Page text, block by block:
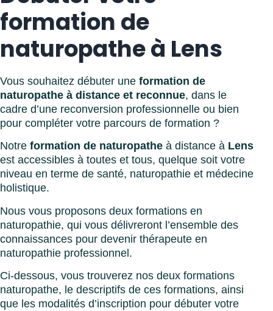
formation de
naturopathe à Lens
Vous souhaitez débuter une formation de
naturopathe à distance et reconnue, dans le
cadre d’une reconversion professionnelle ou bien
pour compléter votre parcours de formation ?
Notre formation de naturopathe à distance à Lens
est accessibles à toutes et tous, quelque soit votre
niveau en terme de santé, naturopathie et médecine
holistique.
Nous vous proposons deux formations en
naturopathie, qui vous délivreront l’ensemble des
connaissances pour devenir thérapeute en
naturopathie professionnel.
Ci-dessous, vous trouverez nos deux formations
naturopathe, le descriptifs de ces formations, ainsi
que les modalités d’inscription pour débuter votre